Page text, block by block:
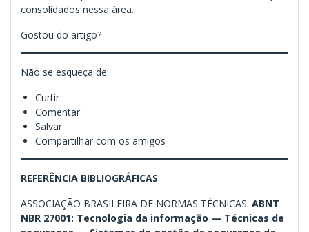
consolidados nessa área.
Gostou do artigo?
Não se esqueça de:
Curtir
Comentar
Salvar
Compartilhar com os amigos
REFERÊNCIA BIBLIOGRÁFICAS
ASSOCIAÇÃO BRASILEIRA DE NORMAS TÉCNICAS. ABNT
NBR 27001: Tecnologia da informação — Técnicas de